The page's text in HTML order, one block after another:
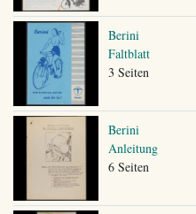
Berini
Faltblatt
3 Seiten
Berini
Anleitung
6 Seiten